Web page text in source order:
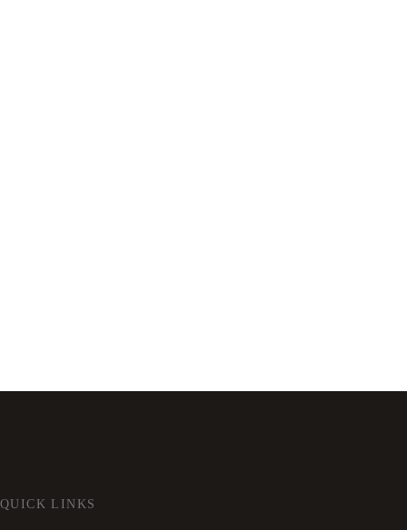
QUICK LINKS